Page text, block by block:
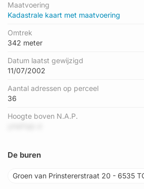
Maatvoering
Kadastrale kaart met maatvoering
Omtrek
342 meter
Datum laatst gewijzigd
11/07/2002
Aantal adressen op perceel
36
Hoogte boven N.A.P.
De buren
Groen van Prinstererstraat 20 - 6535